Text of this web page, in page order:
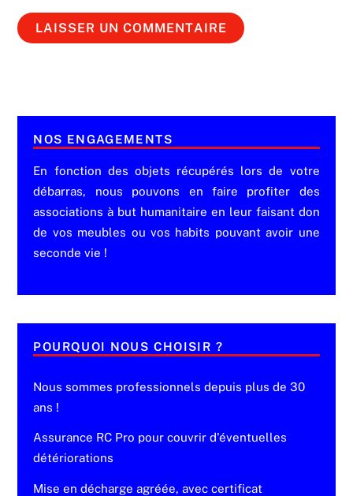
NOS ENGAGEMENTS
En fonction des objets récupérés lors de votre
débarras, nous pouvons en faire profiter des
associations à but humanitaire en leur faisant don
de vos meubles ou vos habits pouvant avoir une
seconde vie !
POURQUOI NOUS CHOISIR ?
Nous sommes professionnels depuis plus de 30
ans !
Assurance RC Pro pour couvrir d'éventuelles
détériorations
Mise en décharge agréée, avec certificat